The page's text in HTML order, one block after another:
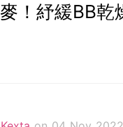
麥！紓緩BB